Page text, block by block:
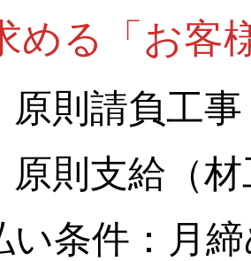
める「お客
則請負工事
則支給（材
条件：月締